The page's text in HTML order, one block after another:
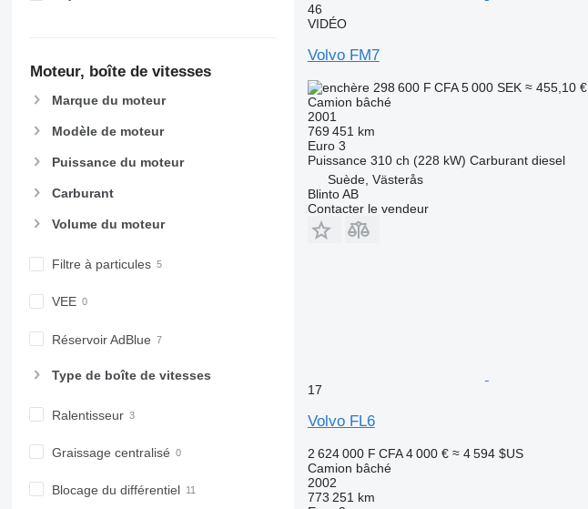
Moteur, boîte de vitesses
Marque du moteur
Modèle de moteur
Puissance du moteur
Carburant
Volume du moteur
Filtre à particules
VEE
Réservoir AdBlue
Type de boîte de vitesses
Ralentisseur
Graissage centralisé
Blocage du différentiel
46
VIDÉO
Volvo FM7
298 600 F CFA5 000 SEK ≈ 455,10 €
Camion bâché
2001
769 451 km
Euro 3
Puissance 310 ch (228 kW) Carburant diesel
Suède, Västerås
Blinto AB
Contacter le vendeur
17
Volvo FL6
2 624 000 F CFA 4 000 € ≈ 4 594 $US
Camion bâché
2002
773 251 km